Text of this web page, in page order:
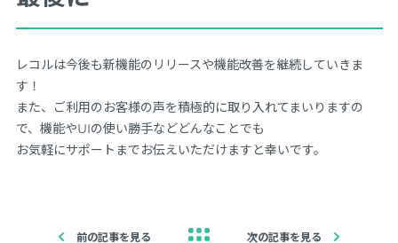
レコルは今後も新機能のリリースや機能改善を継続していきま
す！
また、ご利用のお客様の声を積極的に取り入れてまいりますの
で、機能やUIの使い勝手などどんなことでも
お気軽にサポートまでお伝えいただけますと幸いです。
前の記事を見る 次の記事を見る